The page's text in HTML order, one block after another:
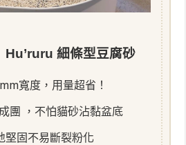
Hu’ruru 細條型豆腐砂
寬度，用量超省！
團 ，不怕貓砂沾黏盆底
堅固不易斷裂粉化